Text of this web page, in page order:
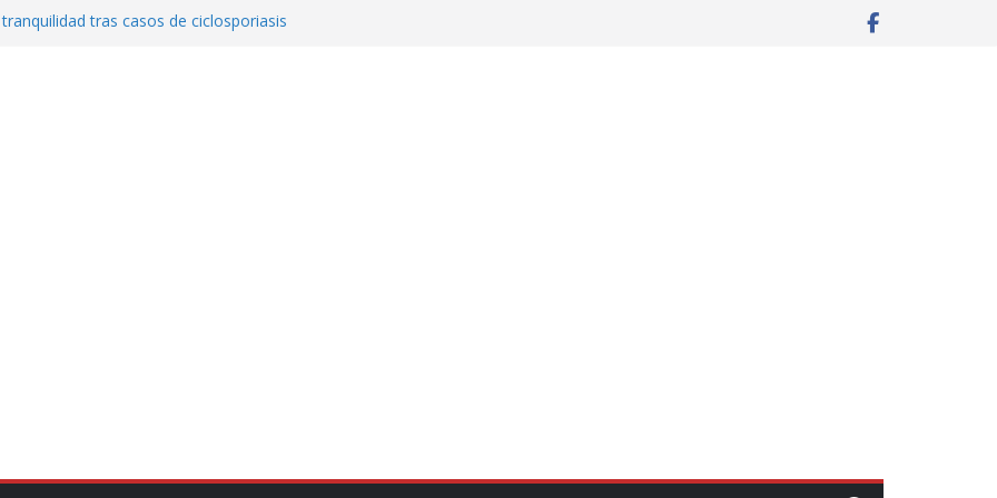
tras casos de ciclosporiasis
de vínculos con México: